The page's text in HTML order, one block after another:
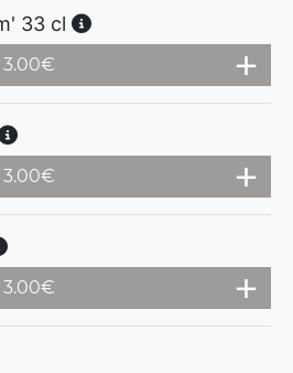
33 cl
3.00€
3.00€
3.00€